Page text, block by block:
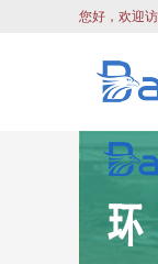
您好，欢迎